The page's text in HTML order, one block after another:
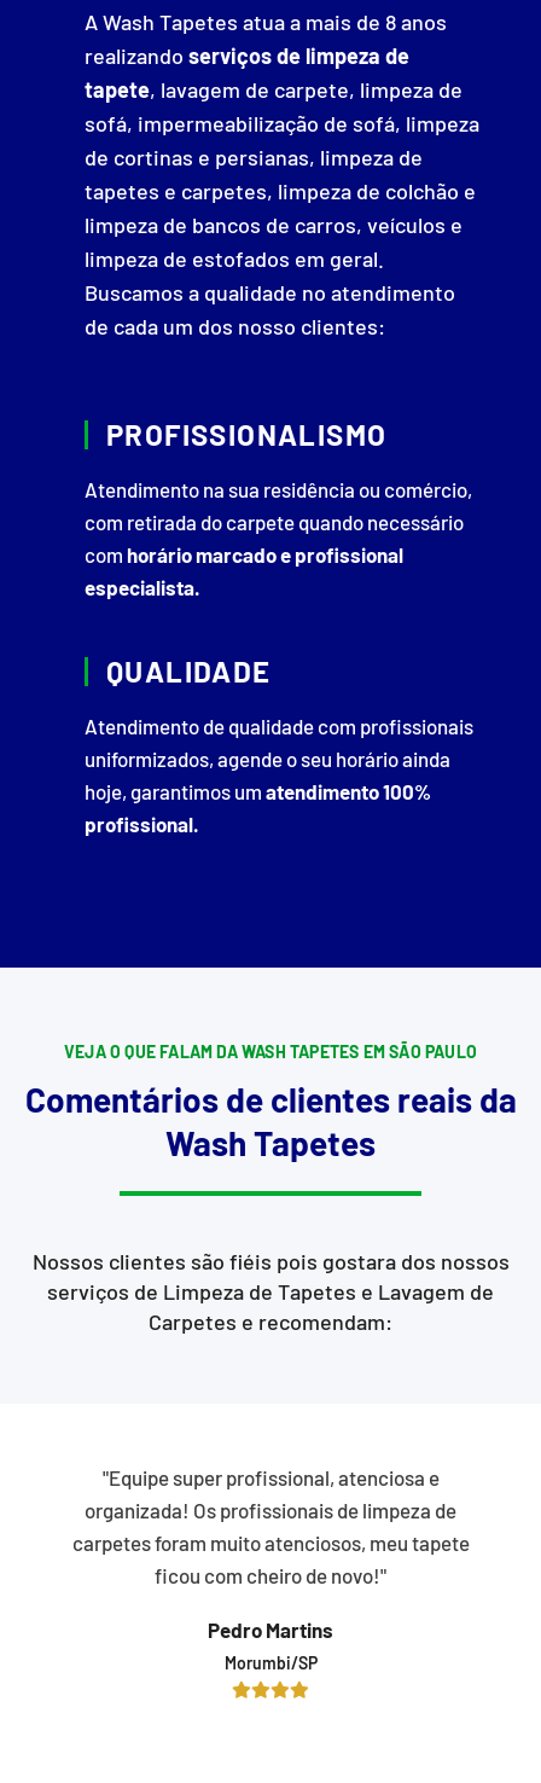
A Wash Tapetes atua a mais de 8 anos
realizando serviços de limpeza de
tapete, lavagem de carpete, limpeza de
sofá, impermeabilização de sofá, limpeza
de cortinas e persianas, limpeza de
tapetes e carpetes, limpeza de colchão e
limpeza de bancos de carros, veículos e
limpeza de estofados em geral.
Buscamos a qualidade no atendimento
de cada um dos nosso clientes:
PROFISSIONALISMO
Atendimento na sua residência ou comércio,
com retirada do carpete quando necessário
com horário marcado e profissional
especialista.
QUALIDADE
Atendimento de qualidade com profissionais
uniformizados, agende o seu horário ainda
hoje, garantimos um atendimento 100%
profissional.
VEJA O QUE FALAM DA WASH TAPETES EM SÃO PAULO
Comentários de clientes reais da
Wash Tapetes
Nossos clientes são fiéis pois gostara dos nossos
serviços de Limpeza de Tapetes e Lavagem de
Carpetes e recomendam:
"Equipe super profissional, atenciosa e
organizada! Os profissionais de limpeza de
carpetes foram muito atenciosos, meu tapete
ficou com cheiro de novo!"
Pedro Martins
Morumbi/SP